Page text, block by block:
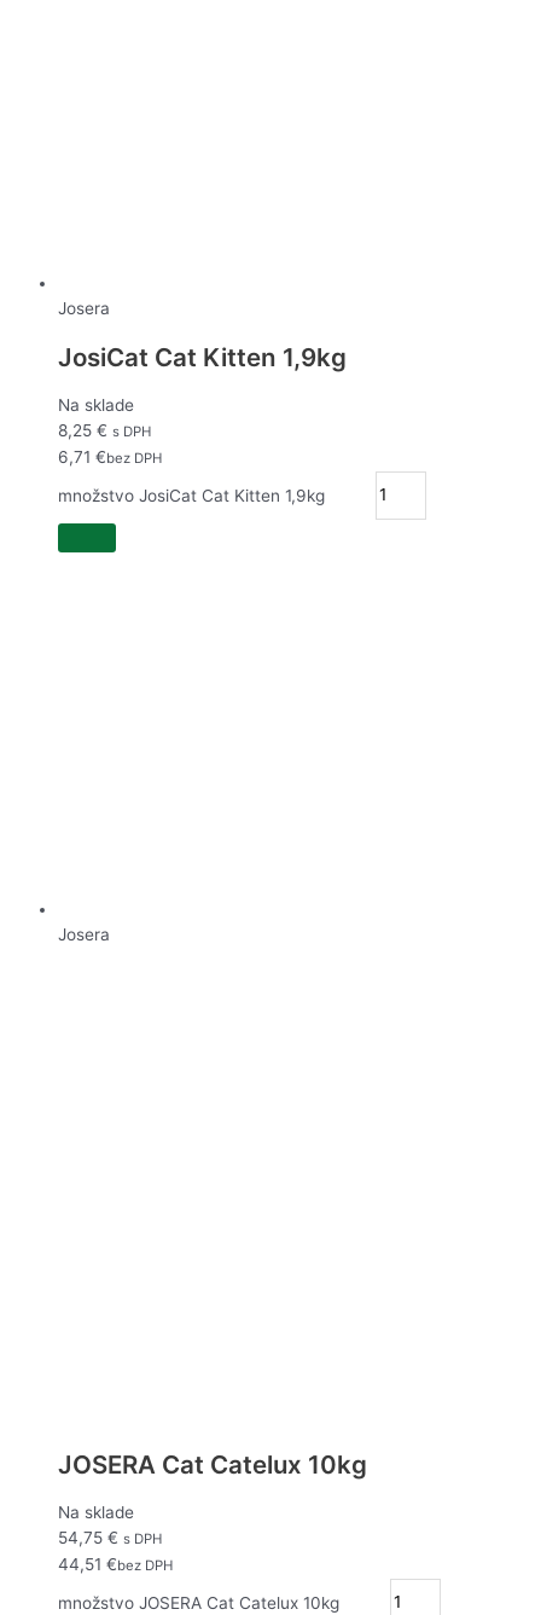
Josera
JosiCat Cat Kitten 1,9kg
Na sklade
8,25 € s DPH
6,71 €bez DPH
množstvo JosiCat Cat Kitten 1,9kg
Josera
JOSERA Cat Catelux 10kg
Na sklade
54,75 € s DPH
44,51 €bez DPH
množstvo JOSERA Cat Catelux 10kg